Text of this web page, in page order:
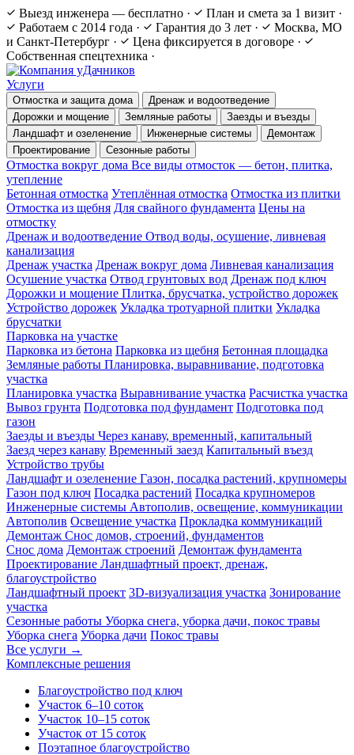
Выезд инженера — бесплатно · План и смета за 1 визит ·
Работаем с 2014 года · Гарантия до 3 лет ·
Москва, МО
и Санкт-Петербург · Цена фиксируется в договоре ·
Собственная спецтехника ·
Услуги
Отмостка и защита дома
Дренаж и водоотведение
Дорожки и мощение
Земляные работы
Заезды и въезды
Ландшафт и озеленение
Инженерные системы
Демонтаж
Проектирование
Сезонные работы
Отмостка вокруг дома Все виды отмосток — бетон, плитка,
утепление
Бетонная отмостка Утеплённая отмостка Отмостка из плитки
Отмостка из щебня Для свайного фундамента Цены на
отмостку
Дренаж и водоотведение Отвод воды, осушение, ливневая
канализация
Дренаж участка Дренаж вокруг дома Ливневая канализация
Осушение участка Отвод грунтовых вод Дренаж под ключ
Дорожки и мощение Плитка, брусчатка, устройство дорожек
Устройство дорожек Укладка тротуарной плитки Укладка
брусчатки
Парковка на участке
Парковка из бетона Парковка из щебня Бетонная площадка
Земляные работы Планировка, выравнивание, подготовка
участка
Планировка участка Выравнивание участка Расчистка участка
Вывоз грунта Подготовка под фундамент Подготовка под
газон
Заезды и въезды Через канаву, временный, капитальный
Заезд через канаву Временный заезд Капитальный въезд
Устройство трубы
Ландшафт и озеленение Газон, посадка растений, крупномеры
Газон под ключ Посадка растений Посадка крупномеров
Инженерные системы Автополив, освещение, коммуникации
Автополив Освещение участка Прокладка коммуникаций
Демонтаж Снос домов, строений, фундаментов
Снос дома Демонтаж строений Демонтаж фундамента
Проектирование Ландшафтный проект, дренаж,
благоустройство
Ландшафтный проект 3D-визуализация участка Зонирование
участка
Сезонные работы Уборка снега, уборка дачи, покос травы
Уборка снега Уборка дачи Покос травы
Все услуги →
Комплексные решения
Благоустройство под ключ
Участок 6–10 соток
Участок 10–15 соток
Участок от 15 соток
Поэтапное благоустройство